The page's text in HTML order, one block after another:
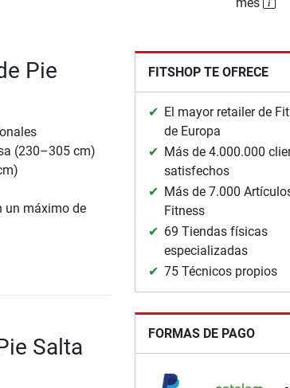
mes
Pie
(230–305 cm)
un máximo de
Salta
FITSHOP TE OFRECE
El mayor retailer de
de Europa
Más de 4.000.000
satisfechos
Más de 7.000
Fitness
69 Tiendas físicas
especializadas
75 Técnicos propios
FORMAS DE PAGO